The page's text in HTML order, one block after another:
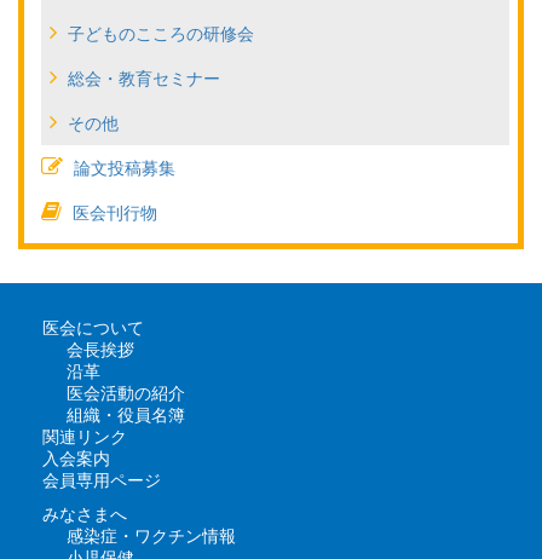
子どものこころの研修会
総会・教育セミナー
その他
論文投稿募集
医会刊行物
医会について
会長挨拶
沿革
医会活動の紹介
組織・役員名簿
関連リンク
入会案内
会員専用ページ
みなさまへ
感染症・ワクチン情報